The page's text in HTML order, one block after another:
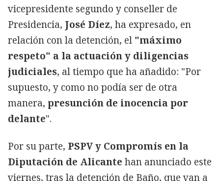
vicepresidente segundo y conseller de
Presidencia, José Díez, ha expresado, en
relación con la detención, el "máximo
respeto" a la actuación y diligencias
judiciales, al tiempo que ha añadido: "Por
supuesto, y como no podía ser de otra
manera, presunción de inocencia por
delante".
Por su parte, PSPV y Compromís en la
Diputación de Alicante han anunciado este
viernes, tras la detención de Baño, que van a